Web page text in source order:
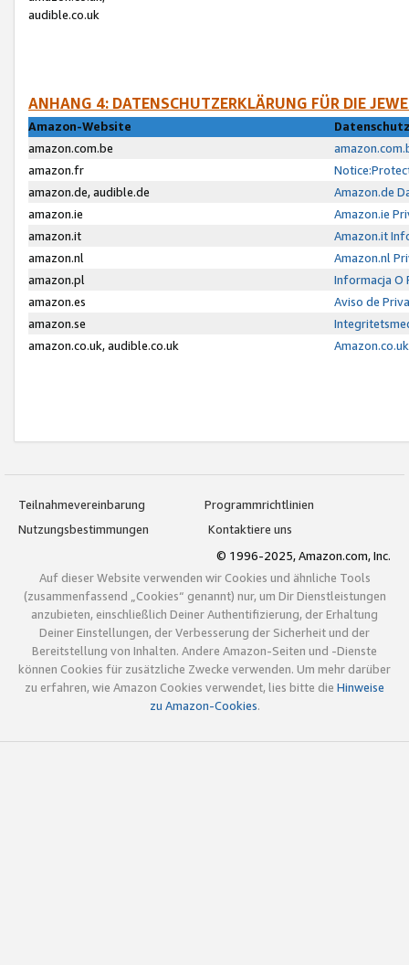
audible.co.uk
ANHANG 4: DATENSCHUTZERKLÄRUNG FÜR DIE
Amazon-Website
amazon.com.be
amazon.fr
amazon.de, audible.de
Amazon.de
amazon.ie
Amazon.ie
amazon.it
Amazon.it
amazon.nl
Amazon.nl
amazon.pl
Informacja O
amazon.es
Aviso de
amazon.se
amazon.co.uk, audible.co.uk
Teilnahmevereinbarung
Programmrichtlinien
Nutzungsbestimmungen
Kontaktiere uns
© 1996-2025, Amazon.com, Inc.
Auf dieser Website verwenden wir Cookies und ähnliche Tools
(zusammenfassend „Cookies“ genannt) nur, um Dir Dienstleistungen
anzubieten, einschließlich Deiner Authentifizierung, der Erhaltung
Deiner Einstellungen, der Verbesserung der Sicherheit und der
Bereitstellung von Inhalten. Andere Amazon-Seiten und -Dienste
können Cookies für zusätzliche Zwecke verwenden. Um mehr darüber
zu erfahren, wie Amazon Cookies verwendet, lies bitte die Hinweise
zu Amazon-Cookies.